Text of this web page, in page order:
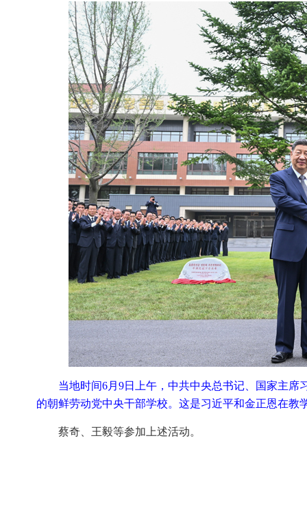
当地时间6月9日上午，中共中央总书记、国家主
的朝鲜劳动党中央干部学校。这是习近平和金正恩在
蔡奇、王毅等参加上述活动。